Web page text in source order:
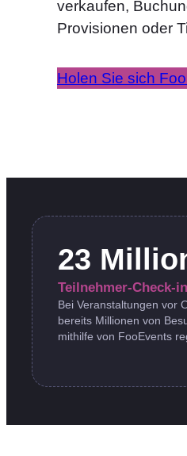
verkaufen,
Provisionen oder
Holen Sie sich
23
Teilnehmer-Check-
Bei Veranstaltungen vor
bereits Millionen von
mithilfe von FooEvents